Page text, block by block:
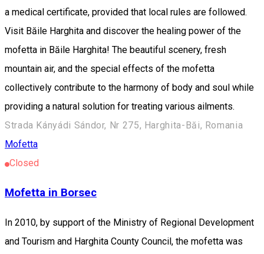
a medical certificate, provided that local rules are followed.
Visit Băile Harghita and discover the healing power of the
mofetta in Băile Harghita! The beautiful scenery, fresh
mountain air, and the special effects of the mofetta
collectively contribute to the harmony of body and soul while
providing a natural solution for treating various ailments.
Strada Kányádi Sándor, Nr 275, Harghita-Băi, Romania
Mofetta
Closed
Mofetta in Borsec
In 2010, by support of the Ministry of Regional Development
and Tourism and Harghita County Council, the mofetta was